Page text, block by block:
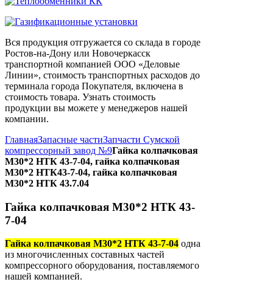
Вся продукция отгружается со склада в городе
Ростов-на-Дону или Новочеркасск
транспортной компанией ООО «Деловые
Линии», стоимость транспортных расходов до
терминала города Покупателя, включена в
стоимость товара. Узнать стоимость
продукции вы можете у менеджеров нашей
компании.
ГлавнаяЗапасные частиЗапчасти Сумской
компрессорный завод №9Гайка колпачковая
М30*2 НТК 43-7-04, гайка колпачковая
М30*2 НТК43-7-04, гайка колпачковая
М30*2 НТК 43.7.04
Гайка колпачковая М30*2 НТК 43-
7-04
Гайка колпачковая М30*2 НТК 43-7-04 одна
из многочисленных составных частей
компрессорного оборудования, поставляемого
нашей компанией.